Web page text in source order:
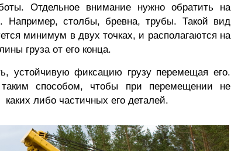
Отдельное внимание нужно обратить на
Например, столбы, бревна, трубы. Такой вид
минимум в двух точках, и располагаются на
груза от его конца.
устойчивую фиксацию грузу перемещая его.
способом, чтобы при перемещении не
либо частичных его деталей.